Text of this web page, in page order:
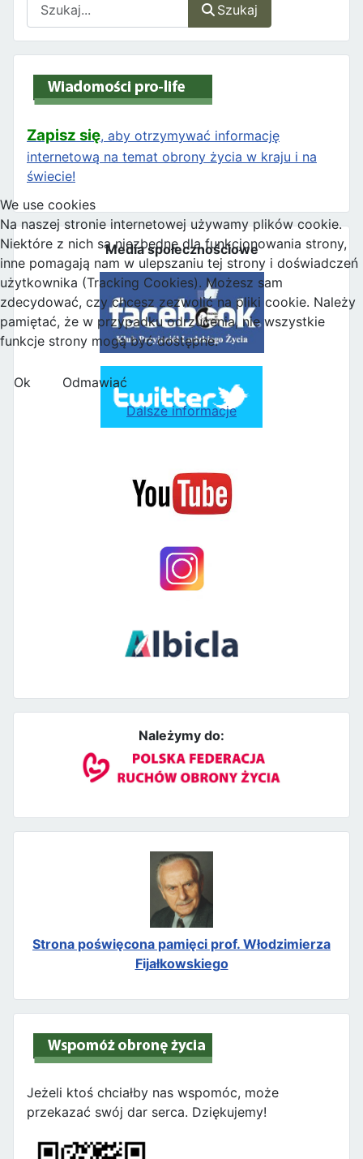
Szukaj
Zapisz się, aby otrzymywać informację
internetową na temat obrony życia w kraju i na
świecie!
Media społecznościowe
Należymy do:
Strona poświęcona pamięci prof. Włodzimierza
Fijałkowskiego
Jeżeli ktoś chciałby nas wspomóc, może
przekazać swój dar serca. Dziękujemy!
We use cookies
Na naszej stronie internetowej używamy plików cookie.
Niektóre z nich są niezbędne dla funkcjonowania strony,
inne pomagają nam w ulepszaniu tej strony i doświadczeń
użytkownika (Tracking Cookies). Możesz sam
zdecydować, czy chcesz zezwolić na pliki cookie. Należy
pamiętać, że w przypadku odrzucenia, nie wszystkie
funkcje strony mogą być dostępne.
Ok
Odmawiać
Dalsze informacje